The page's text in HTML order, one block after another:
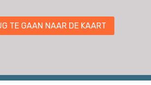
TE GAAN NAAR DE KAART